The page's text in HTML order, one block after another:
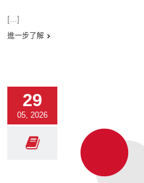
[...]
進一步了解
29
05, 2026